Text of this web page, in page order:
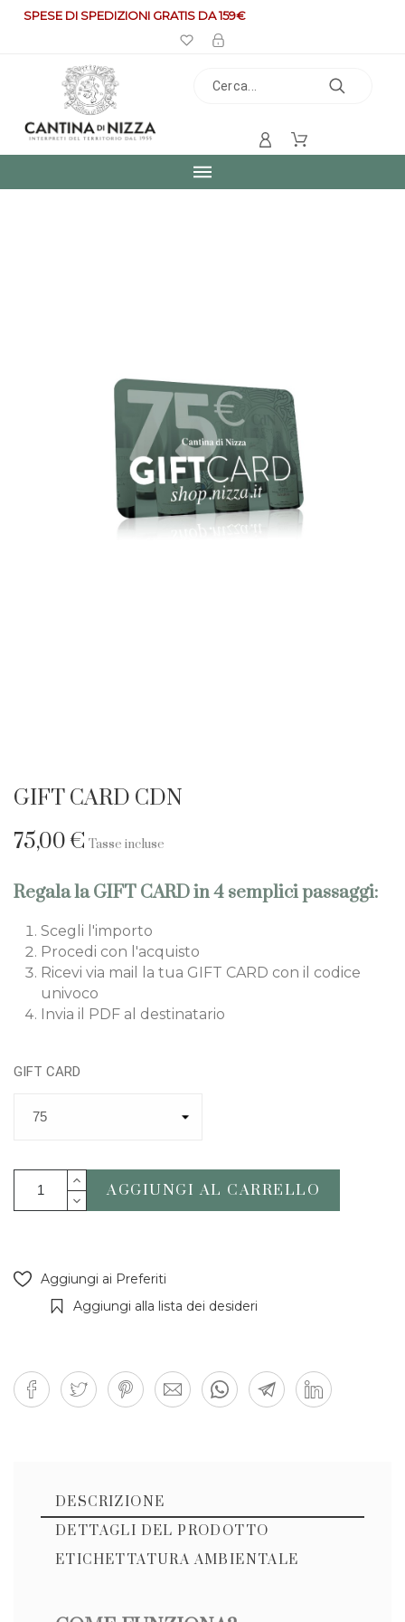
SPESE DI SPEDIZIONI GRATIS DA 159€
GIFT CARD CDN
75,00 € Tasse incluse
Regala la GIFT CARD in 4 semplici passaggi:
Scegli l'importo
Procedi con l'acquisto
Ricevi via mail la tua GIFT CARD con il codice
univoco
Invia il PDF al destinatario
GIFT CARD
AGGIUNGI AL CARRELLO
Aggiungi ai Preferiti
Aggiungi alla lista dei desideri
DESCRIZIONE
DETTAGLI DEL PRODOTTO
ETICHETTATURA AMBIENTALE